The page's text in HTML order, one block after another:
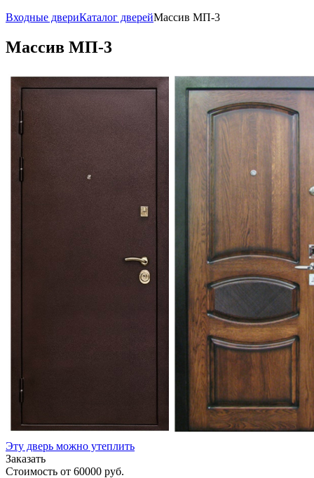
Входные двериКаталог дверейМассив МП-3
Массив МП-3
Эту дверь можно утеплить
Заказать
Стоимость от 60000 руб.